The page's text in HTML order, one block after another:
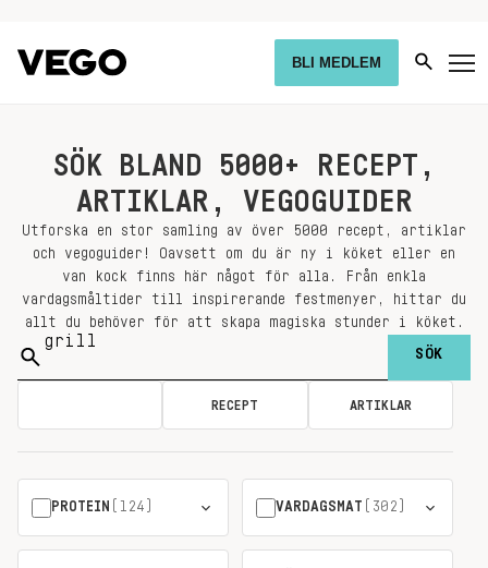
BLI MEDLEM
SÖK BLAND 5000+ RECEPT,
ARTIKLAR, VEGOGUIDER
Utforska en stor samling av över 5000 recept, artiklar
och vegoguider! Oavsett om du är ny i köket eller en
van kock finns här något för alla. Från enkla
vardagsmåltider till inspirerande festmenyer, hittar du
allt du behöver för att skapa magiska stunder i köket.
Sök
på:
RECEPT ARTIKLAR
PROTEIN (124) VARDAGSMAT (302)